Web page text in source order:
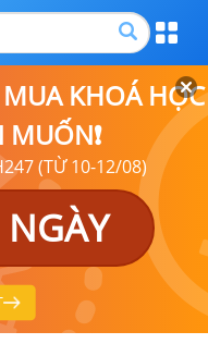
KHOÁ HỌC
(TỪ 10-12/08)